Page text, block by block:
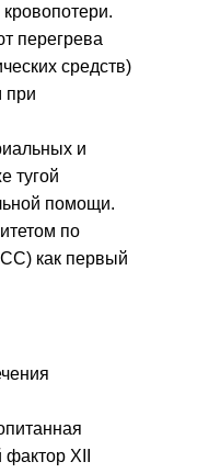
перегрева
средств)
при
и
тугой
помощи.
по
как первый
XII